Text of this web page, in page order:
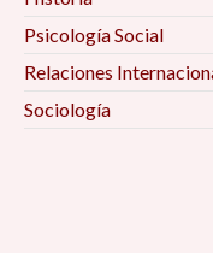
pm
Para empezar a
Psicología Social
Relaciones
Sociología